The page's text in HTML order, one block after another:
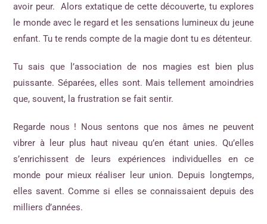
avoir peur. Alors extatique de cette découverte, tu explores
le monde avec le regard et les sensations lumineux du jeune
enfant. Tu te rends compte de la magie dont tu es détenteur.
Tu sais que l’association de nos magies est bien plus
puissante. Séparées, elles sont. Mais tellement amoindries
que, souvent, la frustration se fait sentir.
Regarde nous ! Nous sentons que nos âmes ne peuvent
vibrer à leur plus haut niveau qu’en étant unies. Qu’elles
s’enrichissent de leurs expériences individuelles en ce
monde pour mieux réaliser leur union. Depuis longtemps,
elles savent. Comme si elles se connaissaient depuis des
milliers d’années.